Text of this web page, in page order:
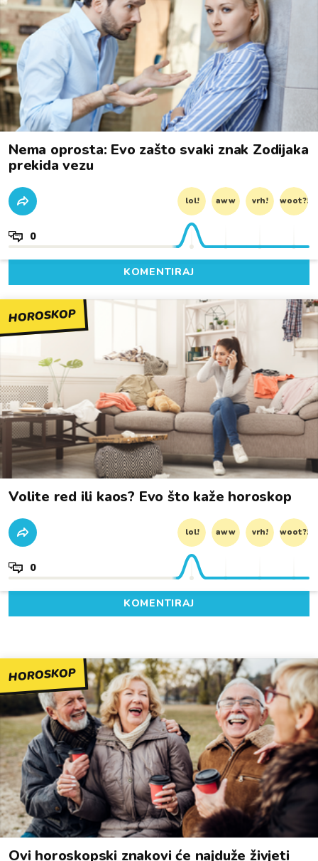
Nema oprosta: Evo zašto svaki znak Zodijaka
prekida vezu
lol! aww vrh! woot?!
0
KOMENTIRAJ
HOROSKOP
Volite red ili kaos? Evo što kaže horoskop
lol! aww vrh! woot?!
0
KOMENTIRAJ
HOROSKOP
Ovi horoskopski znakovi će najduže živjeti